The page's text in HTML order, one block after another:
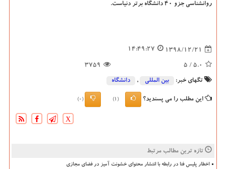
روانشناسی جزو ۴۰ دانشگاه برتر دنیاست.
1398/12/21
14:49:27
5.0
/ 5
3759
تگهای خبر: بین المللی , دانشگاه‌
این مطلب را می پسندید؟ (1)
(0)
X
تازه ترین مطالب مرتبط
اخطار پلیس فتا در رابطه با انتشار محتوای خشونت آمیز در فضای مجازی